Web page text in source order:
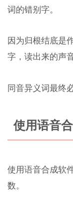
词的错别字。
因为归根结底是
字，读出来的声
同音异义词最终
使用语音
使用语音合成软
数。